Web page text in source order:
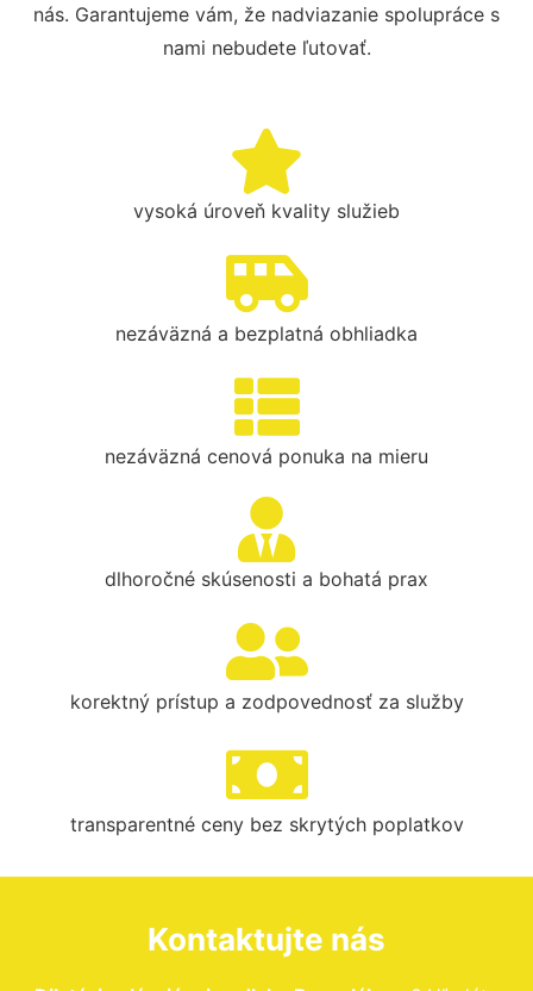
nás. Garantujeme vám, že nadviazanie spolupráce s
nami nebudete ľutovať.
vysoká úroveň kvality služieb
nezáväzná a bezplatná obhliadka
nezáväzná cenová ponuka na mieru
dlhoročné skúsenosti a bohatá prax
korektný prístup a zodpovednosť za služby
transparentné ceny bez skrytých poplatkov
Kontaktujte nás